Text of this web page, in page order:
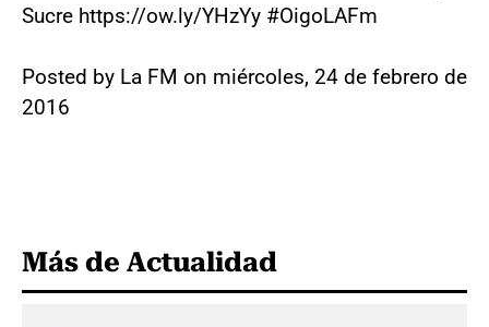
Sucre https://ow.ly/YHzYy #OigoLAFm
Posted by La FM on miércoles, 24 de febrero de
2016
Más de Actualidad